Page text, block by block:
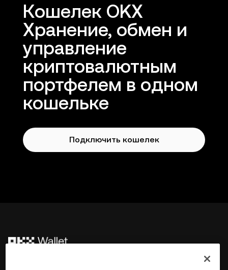
Кошелек OKX
Хранение, обмен и
управление
криптовалютным
портфелем в одном
кошельке
Подключить кошелек